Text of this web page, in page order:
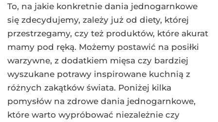
To, na jakie konkretnie dania jednogarnkowe
się zdecydujemy, zależy już od diety, której
przestrzegamy, czy też produktów, które akurat
mamy pod ręką. Możemy postawić na posiłki
warzywne, z dodatkiem mięsa czy bardziej
wyszukane potrawy inspirowane kuchnią z
różnych zakątków świata. Poniżej kilka
pomysłów na zdrowe dania jednogarnkowe,
które warto wypróbować niezależnie czy